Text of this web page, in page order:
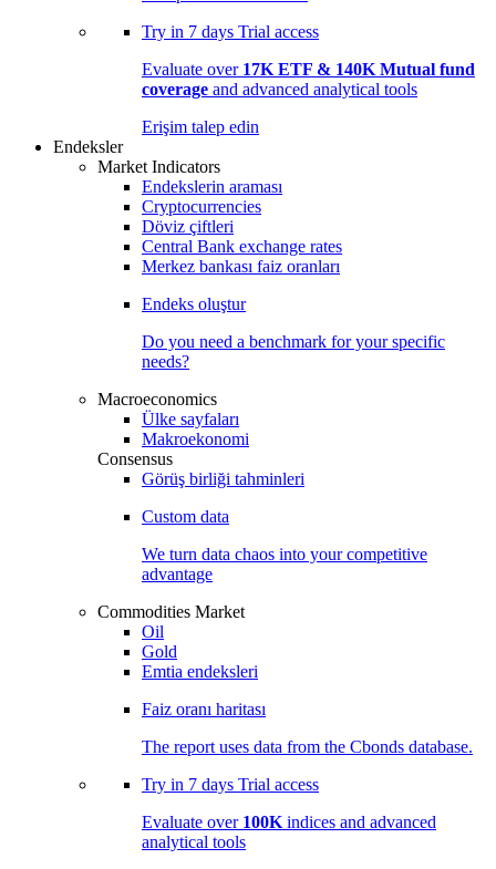
Try in 7 days Trial access
Evaluate over 17K ETF & 140K Mutual fund
coverage and advanced analytical tools
Erişim talep edin
Endeksler
Market Indicators
Endekslerin araması
Cryptocurrencies
Döviz çiftleri
Central Bank exchange rates
Merkez bankası faiz oranları
Endeks oluştur
Do you need a benchmark for your specific
needs?
Macroeconomics
Ülke sayfaları
Makroekonomi
Consensus
Görüş birliği tahminleri
Custom data
We turn data chaos into your competitive
advantage
Commodities Market
Oil
Gold
Emtia endeksleri
Faiz oranı haritası
The report uses data from the Cbonds database.
Try in 7 days Trial access
Evaluate over 100K indices and advanced
analytical tools